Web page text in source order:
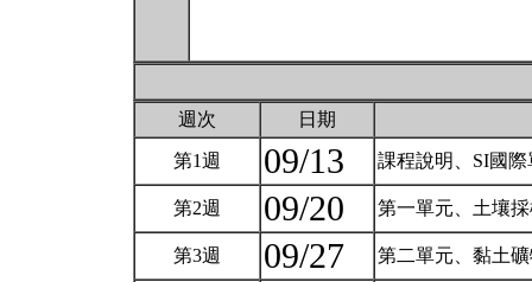
週次 日期
第1週 09/13 課程說明、SI國
第2週 09/20 第一單元、土壤
第3週 09/27 第二單元、黏土